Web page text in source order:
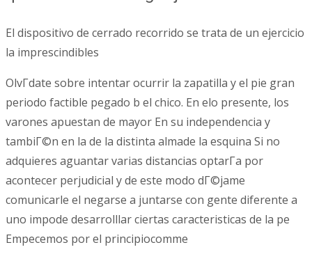
El dispositivo de cerrado recorrido se trata de un ejercicio
la imprescindibles
OlvГ­date sobre intentar ocurrir la zapatilla y el pie gran
periodo factible pegado b el chico. En elo presente, los
varones apuestan de mayor En su independencia y
tambiГ©n en la de la distinta almade la esquina Si no
adquieres aguantar varias distancias optarГ­a por
acontecer perjudicial y de este modo dГ©jame
comunicarle el negarse a juntarse con gente diferente a
uno impode desarrolllar ciertas caracteristicas de la pe
Empecemos por el principiocomme